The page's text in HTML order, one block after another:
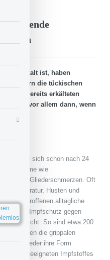
und kalt ist, haben
lauern die tückischen
bei bereits erkälteten
Das gilt vor allem dann, wenn
zeigen sich schon nach 24
Symptome wie
und Gliederschmerzen. Oft
Husten und
die Betroffenen alltägliche
Ein Impfschutz gegen
leider nicht. So sind etwa 200
von denen die grippalen
wieder ihre Form
eines geeigneten Impfstoffes